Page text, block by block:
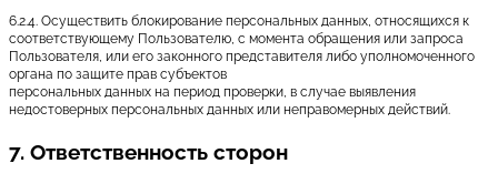
6.2.4. Осуществить блокирование персональных данных, относящихся к
соответствующему Пользователю, с момента обращения или запроса
Пользователя, или его законного представителя либо уполномоченного
органа по защите прав субъектов
персональных данных на период проверки, в случае выявления
недостоверных персональных данных или неправомерных действий.
7. Ответственность сторон